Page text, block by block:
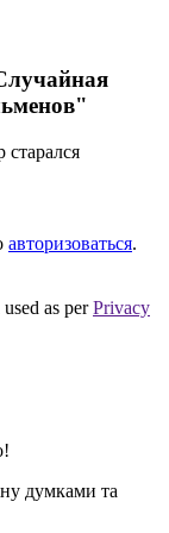
авторизоваться.
as perPrivacy
думками та